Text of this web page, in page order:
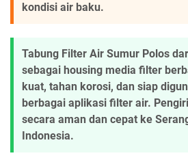
kondisi air baku.
Tabung Filter Air Sumur Polos
sebagai housing media filter
kuat, tahan korosi, dan siap
berbagai aplikasi filter air.
secara aman dan cepat ke
Indonesia.